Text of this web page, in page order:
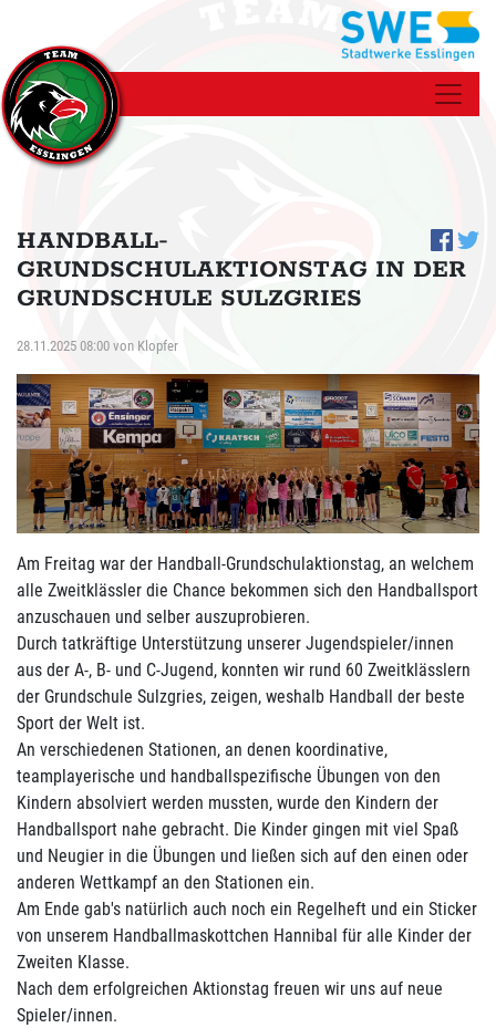
HANDBALL-
GRUNDSCHULAKTIONSTAG IN DER
GRUNDSCHULE SULZGRIES
28.11.2025 08:00 von Klopfer
Am Freitag war der Handball-Grundschulaktionstag, an welchem
alle Zweitklässler die Chance bekommen sich den Handballsport
anzuschauen und selber auszuprobieren.
Durch tatkräftige Unterstützung unserer Jugendspieler/innen
aus der A-, B- und C-Jugend, konnten wir rund 60 Zweitklässlern
der Grundschule Sulzgries, zeigen, weshalb Handball der beste
Sport der Welt ist.
An verschiedenen Stationen, an denen koordinative,
teamplayerische und handballspezifische Übungen von den
Kindern absolviert werden mussten, wurde den Kindern der
Handballsport nahe gebracht. Die Kinder gingen mit viel Spaß
und Neugier in die Übungen und ließen sich auf den einen oder
anderen Wettkampf an den Stationen ein.
Am Ende gab's natürlich auch noch ein Regelheft und ein Sticker
von unserem Handballmaskottchen Hannibal für alle Kinder der
Zweiten Klasse.
Nach dem erfolgreichen Aktionstag freuen wir uns auf neue
Spieler/innen.